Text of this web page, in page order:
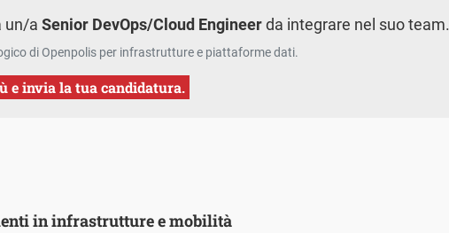
un/aSenior DevOps/Cloud Engineerda integrare nel suo team.
di Openpolis per infrastrutture e piattaforme dati.
e invia la tua candidatura.
in infrastrutture e mobilità